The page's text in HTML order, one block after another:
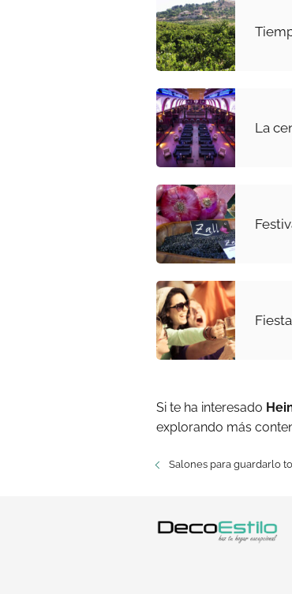
La
Si te ha interesado
explorando más
Salones para guardarlo